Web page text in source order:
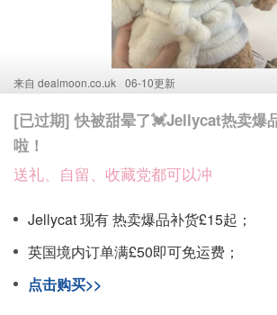
来自 dealmoon.co.uk 06-10更新
[已过期] 快被甜晕了💓Jellycat热卖爆
啦！
送礼、自留、收藏党都可以冲
Jellycat 现有 热卖爆品补货£15起；
英国境内订单满£50即可免运费；
点击购买>>